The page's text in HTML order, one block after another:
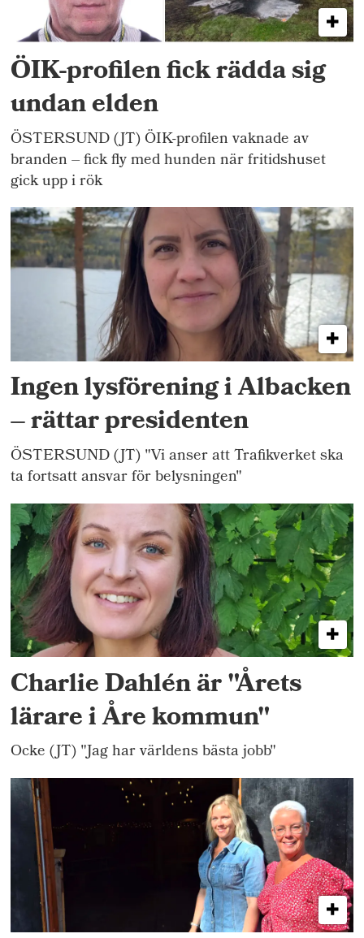
ÖIK-profilen fick rädda sig
undan elden
ÖSTERSUND (JT) ÖIK-profilen vaknade av
branden – fick fly med hunden när fritidshuset
gick upp i rök
Ingen lysförening i Albacken
– rättar presidenten
ÖSTERSUND (JT) "Vi anser att Trafikverket ska
ta fortsatt ansvar för belysningen"
Charlie Dahlén är "Årets
lärare i Åre kommun"
Ocke (JT) "Jag har världens bästa jobb"